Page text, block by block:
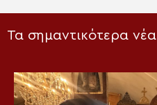
Τα σημαντικότερα νέα